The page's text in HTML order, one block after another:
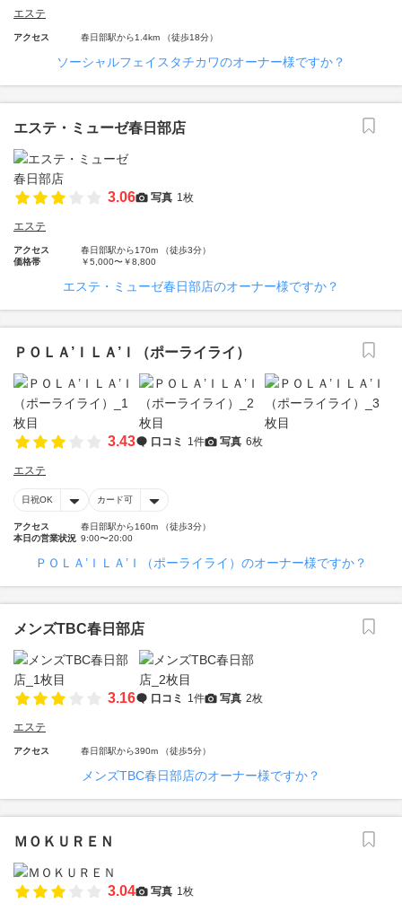
エステ
アクセス 春日部駅から1.4km （徒歩18分）
ソーシャルフェイスタチカワのオーナー様ですか？
エステ・ミューゼ春日部店
3.06 写真 1枚
エステ
アクセス
春日部駅から170m （徒歩3分）
価格帯
￥5,000〜￥8,800
エステ・ミューゼ春日部店のオーナー様ですか？
ＰＯＬＡ’ＩＬＡ’Ｉ（ポーライライ）
3.43 口コミ 1件 写真 6枚
エステ
日祝OK カード可
アクセス
春日部駅から160m （徒歩3分）
本日の営業状況 9:00〜20:00
ＰＯＬＡ’ＩＬＡ’Ｉ（ポーライライ）のオーナー様ですか？
メンズTBC春日部店
3.16 口コミ 1件 写真 2枚
エステ
アクセス 春日部駅から390m （徒歩5分）
メンズTBC春日部店のオーナー様ですか？
ＭＯＫＵＲＥＮ
3.04 写真 1枚